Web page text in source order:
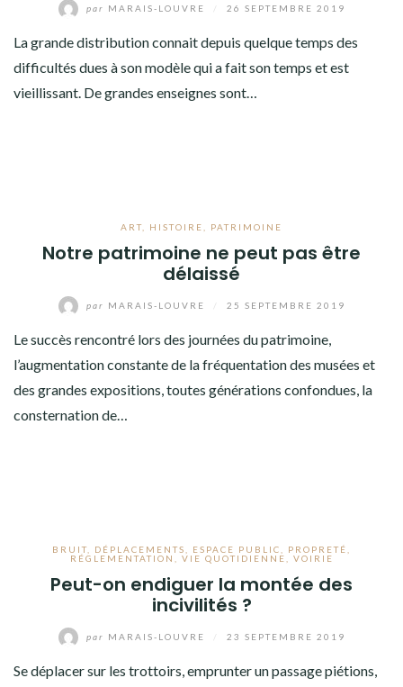
par MARAIS-LOUVRE 26 SEPTEMBRE 2019
La grande distribution connait depuis quelque temps des
difficultés dues à son modèle qui a fait son temps et est
vieillissant. De grandes enseignes sont…
ART HISTOIRE PATRIMOINE
Notre patrimoine ne peut pas être
délaissé
par MARAIS-LOUVRE 25 SEPTEMBRE 2019
Le succès rencontré lors des journées du patrimoine,
l’augmentation constante de la fréquentation des musées et
des grandes expositions, toutes générations confondues, la
consternation de…
BRUIT DÉPLACEMENTS ESPACE PUBLIC PROPRETÉ
RÉGLEMENTATION
VIE QUOTIDIENNE VOIRIE
Peut-on endiguer la montée des
incivilités ?
par MARAIS-LOUVRE 23 SEPTEMBRE 2019
Se déplacer sur les trottoirs, emprunter un passage piétions,